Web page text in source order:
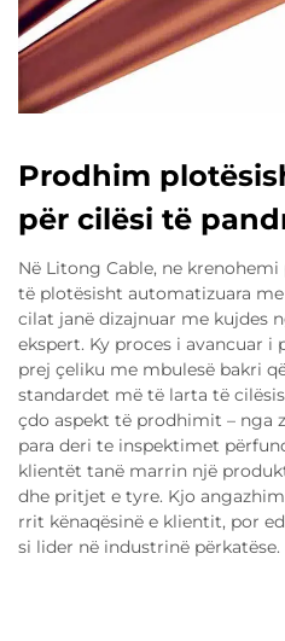
Prodhim
për cilësi të
Në Litong Cable, ne
të plotësisht automatizuara
cilat janë dizajnuar me kujdes
ekspert. Ky proces i avancuar
prej çeliku me mbulesë bakri
standardet më të larta të
çdo aspekt të prodhimit – nga
para deri te inspektimet
klientët tanë marrin një
dhe pritjet e tyre. Kjo
rrit kënaqësinë e klientit, por
si lider në industrinë përkatëse.